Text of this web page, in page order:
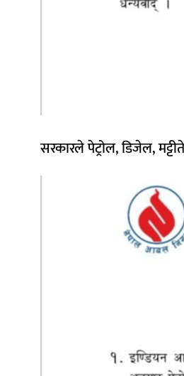
सरकारले पेट्रोल, डिजेल,